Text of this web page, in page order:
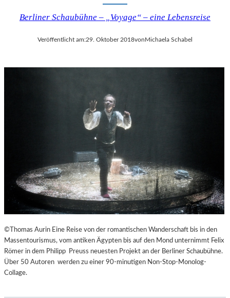
Berliner Schaubühne – „Voyage“ – eine Lebensreise
Veröffentlicht am:29. Oktober 2018vonMichaela Schabel
©Thomas Aurin Eine Reise von der romantischen Wanderschaft bis in den
Massentourismus, vom antiken Ägypten bis auf den Mond unternimmt Felix
Römer in dem Philipp Preuss neuesten Projekt an der Berliner Schaubühne.
Über 50 Autoren werden zu einer 90-minutigen Non-Stop-Monolog-
Collage.